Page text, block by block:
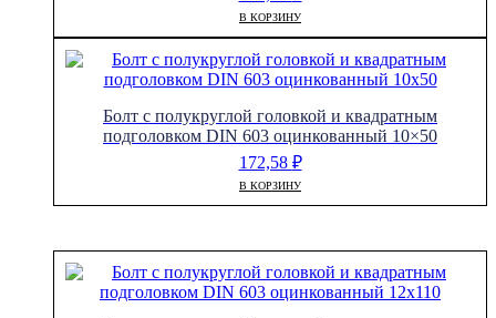
В КОРЗИНУ
Болт с полукруглой головкой и квадратным
подголовком DIN 603 оцинкованный 10×50
172,58 ₽
В КОРЗИНУ